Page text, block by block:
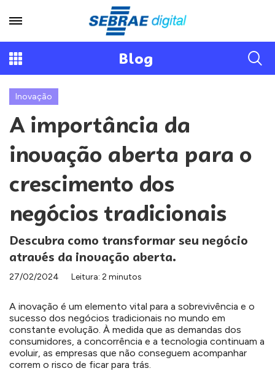
Blog
Inovação
A importância da
inovação aberta para o
crescimento dos
negócios tradicionais
Descubra como transformar seu negócio
através da inovação aberta.
27/02/2024 Leitura: 2 minutos
A inovação é um elemento vital para a sobrevivência e o
sucesso dos negócios tradicionais no mundo em
constante evolução. À medida que as demandas dos
consumidores, a concorrência e a tecnologia continuam a
evoluir, as empresas que não conseguem acompanhar
correm o risco de ficar para trás.